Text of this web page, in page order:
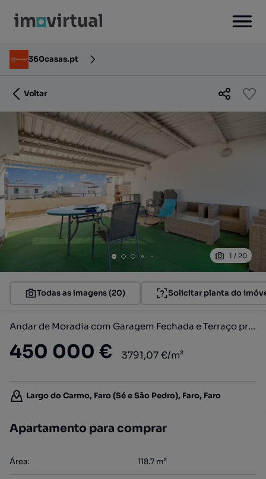
360casas.pt
Voltar
1 / 20
Todas as imagens (20) Solicitar planta do
Andar de Moradia com Garagem Fechada e Terraço privativo
450 000 € 3791,07 €/m²
Largo do Carmo, Faro (Sé e São Pedro), Faro, Faro
Apartamento para comprar
Área: 118.7 m²